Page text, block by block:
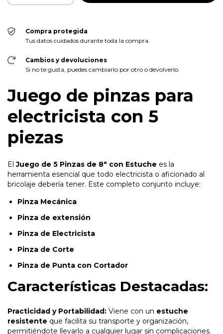
Compra protegida
Tus datos cuidados durante toda la compra.
Cambios y devoluciones
Si no te gusta, puedes cambiarlo por otro o devolverlo.
Juego de pinzas para
electricista con 5
piezas
ElJuego de 5 Pinzas de 8" con Estuche es la
herramienta esencial que todo electricista o aficionado al
bricolaje debería tener. Este completo conjunto incluye:
Pinza Mecánica
Pinza de extensión
Pinza de Electricista
Pinza de Corte
Pinza de Punta con Cortador
Características Destacadas:
Practicidad y Portabilidad: Viene con un estuche
resistente que facilita su transporte y organización,
permitiéndote llevarlo a cualquier lugar sin complicaciones.